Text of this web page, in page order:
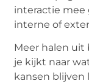
interactie mee
interne of
Meer halen
je kijkt naar
kansen blijven